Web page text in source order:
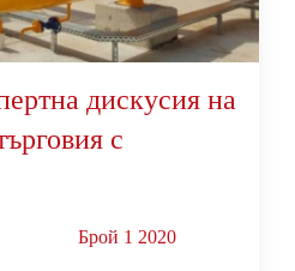
дискусия на
с
Брой 1 2020